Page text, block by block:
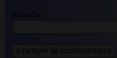
Pseudo :